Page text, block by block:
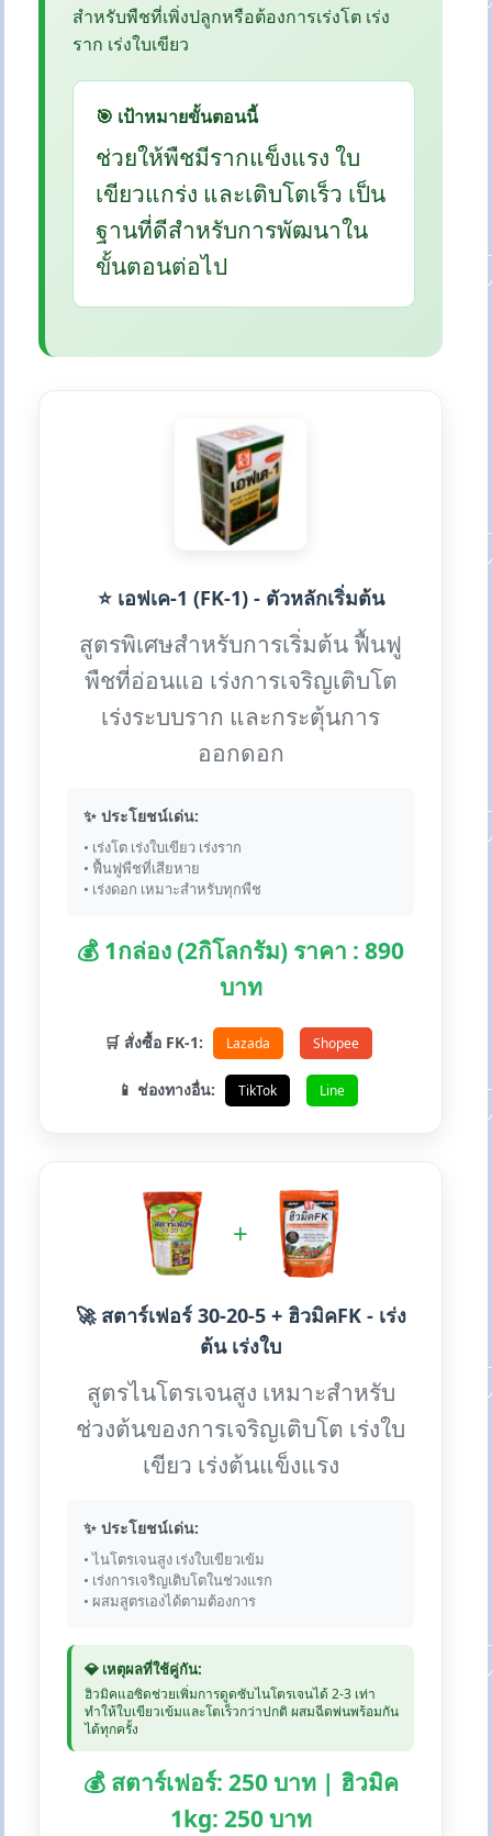
สำหรับพืชที่เพิ่งปลูกหรือต้องการเร่งโต เร่ง
ราก เร่งใบเขียว
🎯 เป้าหมายขั้นตอนนี้
ช่วยให้พืชมีรากแข็งแรง ใบ
เขียวแกร่ง และเติบโตเร็ว เป็น
ฐานที่ดีสำหรับการพัฒนาใน
ขั้นตอนต่อไป
⭐ เอฟเค-1 (FK-1) - ตัวหลักเริ่มต้น
สูตรพิเศษสำหรับการเริ่มต้น ฟื้นฟู
พืชที่อ่อนแอ เร่งการเจริญเติบโต
เร่งระบบราก และกระตุ้นการ
ออกดอก
✨ ประโยชน์เด่น:
• เร่งโต เร่งใบเขียว เร่งราก
• ฟื้นฟูพืชที่เสียหาย
• เร่งดอก เหมาะสำหรับทุกพืช
💰 1กล่อง (2กิโลกรัม) ราคา : 890
บาท
🛒 สั่งซื้อ FK-1: Lazada Shopee
📱 ช่องทางอื่น: TikTok Line
+
🚀 สตาร์เฟอร์ 30-20-5 + ฮิวมิคFK - เร่ง
ต้น เร่งใบ
สูตรไนโตรเจนสูง เหมาะสำหรับ
ช่วงต้นของการเจริญเติบโต เร่งใบ
เขียว เร่งต้นแข็งแรง
✨ ประโยชน์เด่น:
• ไนโตรเจนสูง เร่งใบเขียวเข้ม
• เร่งการเจริญเติบโตในช่วงแรก
• ผสมสูตรเองได้ตามต้องการ
💎 เหตุผลที่ใช้คู่กัน:
ฮิวมิคแอซิดช่วยเพิ่มการดูดซับไนโตรเจนได้ 2-3 เท่า
ทำให้ใบเขียวเข้มและโตเร็วกว่าปกติ ผสมฉีดพ่นพร้อมกัน
ได้ทุกครั้ง
💰 สตาร์เฟอร์: 250 บาท | ฮิวมิค
1kg: 250 บาท